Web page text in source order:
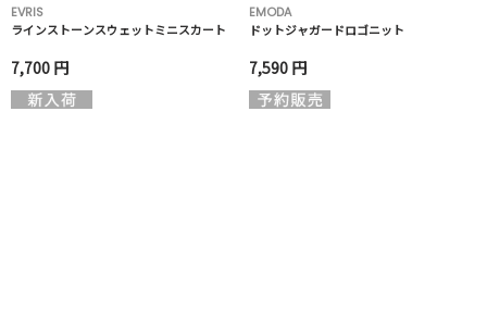
EVRIS
ラインストーンスウェットミニスカート
7,700 円
EMODA
ドットジャガードロゴニット
7,590 円